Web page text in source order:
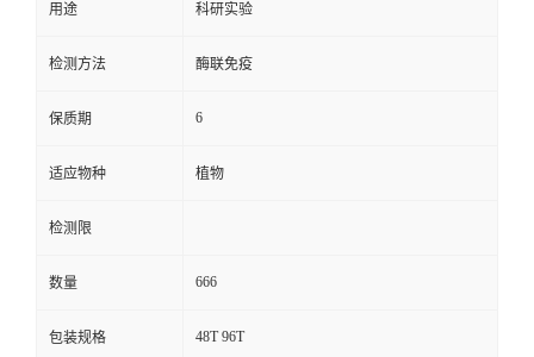
用途 科研实验
检测方法 酶联免疫
保质期 6
适应物种 植物
检测限
数量 666
包装规格 48T 96T